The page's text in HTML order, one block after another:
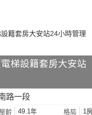
梯設籍套房大安站
路一段
屋齡 49.1年 格局 1